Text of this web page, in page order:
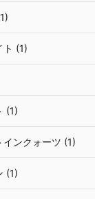
ト (1)
(1)
インクォーツ (1)
(1)